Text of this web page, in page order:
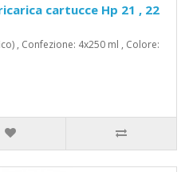
cartucce Hp 21 , 22
, Confezione: 4x250 ml , Colore: